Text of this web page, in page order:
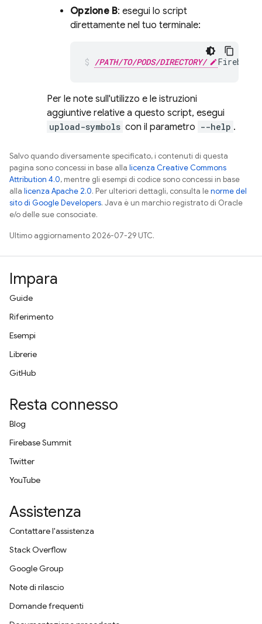
Opzione B: esegui lo script
direttamente nel tuo terminale:
/PATH/TO/PODS/DIRECTORY/
Per le note sull'utilizzo e le istruzioni
aggiuntive relative a questo script, esegui
upload-symbols con il parametro --help .
Salvo quando diversamente specificato, i contenuti di questa
pagina sono concessi in base alla licenza Creative Commons
Attribution 4.0, mentre gli esempi di codice sono concessi in base
alla licenza Apache 2.0. Per ulteriori dettagli, consulta lenorme del
sito di Google Developers. Java è un marchio registrato di Oracle
e/o delle sue consociate.
Ultimo aggiornamento 2026-07-29 UTC.
Impara
Guide
Riferimento
Esempi
Librerie
GitHub
Resta connesso
Blog
Firebase Summit
Twitter
YouTube
Assistenza
Contattare l'assistenza
Stack Overflow
Google Group
Note di rilascio
Domande frequenti